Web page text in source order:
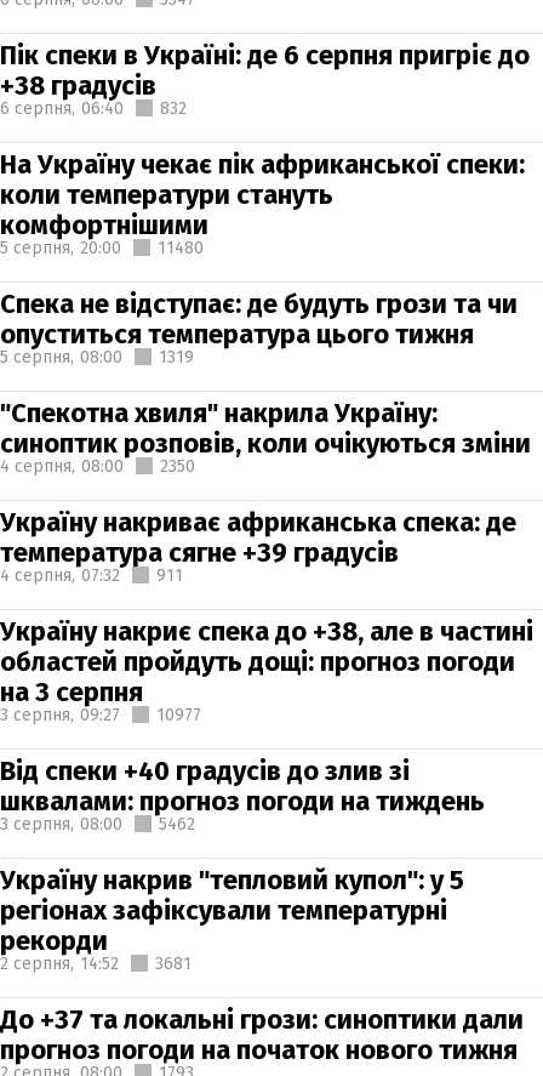
Пік спеки в Україні: де 6 серпня пригріє до
+38 градусів
6 серпня, 06:40 832
На Україну чекає пік африканської спеки:
коли температури стануть
комфортнішими
5 серпня, 20:00 11480
Спека не відступає: де будуть грози та чи
опуститься температура цього тижня
5 серпня, 08:00 1319
"Спекотна хвиля" накрила Україну:
синоптик розповів, коли очікуються зміни
4 серпня, 08:00 2350
Україну накриває африканська спека: де
температура сягне +39 градусів
4 серпня, 07:32 911
Україну накриє спека до +38, але в частині
областей пройдуть дощі: прогноз погоди
на 3 серпня
3 серпня, 09:27 10977
Від спеки +40 градусів до злив зі
шквалами: прогноз погоди на тиждень
3 серпня, 08:00 5462
Україну накрив "тепловий купол": у 5
регіонах зафіксували температурні
рекорди
2 серпня, 14:52 3681
До +37 та локальні грози: синоптики дали
прогноз погоди на початок нового тижня